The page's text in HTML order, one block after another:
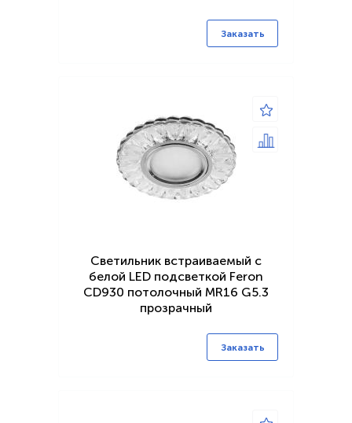
Заказать
Светильник встраиваемый с
белой LED подсветкой Feron
CD930 потолочный MR16 G5.3
прозрачный
Заказать